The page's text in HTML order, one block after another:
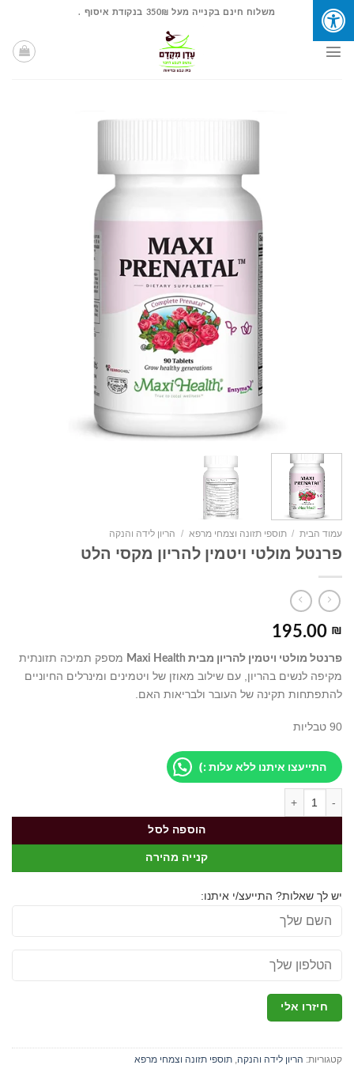
Skip
content
משלוח חינם בקנייה מעל 350₪ בנקודת איסוף .
עמוד הבית / תוספי תזונה וצמחי מרפא / הריון לידה והנקה
פרנטל מולטי ויטמין להריון מקסי הלט
195.00 ₪
פרנטל מולטי ויטמין להריון מבית Maxi Health
מספק תמיכה תזונתית
מקיפה לנשים בהריון, עם שילוב מאוזן של ויטמינים ומינרלים החיוניים
להתפתחות תקינה של העובר ולבריאות האם.
90 טבליות
התייעצו איתנו ללא עלות :)
הוספה לסל
קנייה מהירה
יש לך שאלות? התייעצ/י איתנו:
קטגוריות: הריון לידה והנקה תוספי תזונה וצמחי מרפא